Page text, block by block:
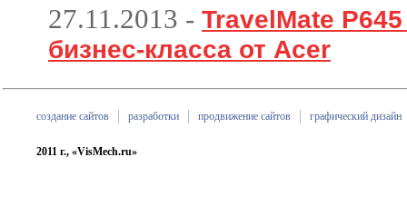
27.11.2013 - TravelMate
бизнес-класса от Acer
создание сайтов разработки продвижение сайтов графический дизайн
2011 г., «VisMech.ru»